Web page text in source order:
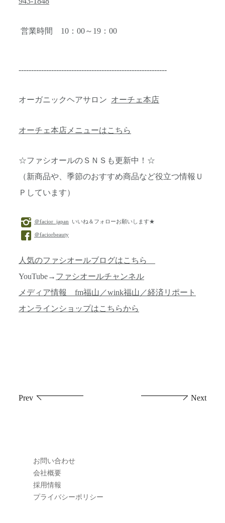
営業時間 10：00～19：00
-----------------------------------------------------------
オーガニックヘアサロン オーチェ本店
オーチェ本店メニューはこちら
☆ファシオールのＳＮＳも更新中！☆
（新商品や、季節のおすすめ商品など役立つ情報Ｕ
Ｐしています）
＠facior_japan いいね＆フォローお願いします★
＠faciorbeauty
人気のファシオールブログはこちら
YouTube→ ファシオールチャンネル
メディア情報 fm福山／wink福山／経済リポート
オンラインショップはこちらから
Prev Next
お問い合わせ
会社概要
採用情報
プライバシーポリシー